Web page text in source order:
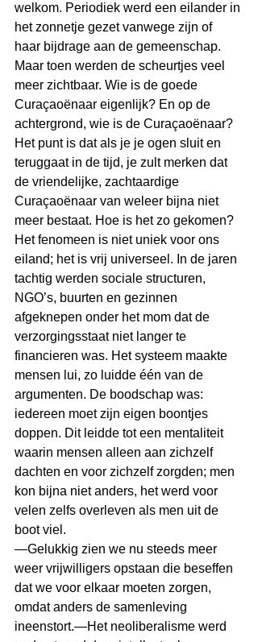
welkom. Periodiek werd een eilander in
het zonnetje gezet vanwege zijn of
haar bijdrage aan de gemeenschap.
Maar toen werden de scheurtjes veel
meer zichtbaar. Wie is de goede
Curaçaoënaar eigenlijk? En op de
achtergrond, wie is de Curaçaoënaar?
Het punt is dat als je je ogen sluit en
teruggaat in de tijd, je zult merken dat
de vriendelijke, zachtaardige
Curaçaoënaar van weleer bijna niet
meer bestaat. Hoe is het zo gekomen?
Het fenomeen is niet uniek voor ons
eiland; het is vrij universeel. In de jaren
tachtig werden sociale structuren,
NGO’s, buurten en gezinnen
afgeknepen onder het mom dat de
verzorgingsstaat niet langer te
financieren was. Het systeem maakte
mensen lui, zo luidde één van de
argumenten. De boodschap was:
iedereen moet zijn eigen boontjes
doppen. Dit leidde tot een mentaliteit
waarin mensen alleen aan zichzelf
dachten en voor zichzelf zorgden; men
kon bijna niet anders, het werd voor
velen zelfs overleven als men uit de
boot viel.
―Gelukkig zien we nu steeds meer
weer vrijwilligers opstaan die beseffen
dat we voor elkaar moeten zorgen,
omdat anders de samenleving
ineenstort.―Het neoliberalisme werd